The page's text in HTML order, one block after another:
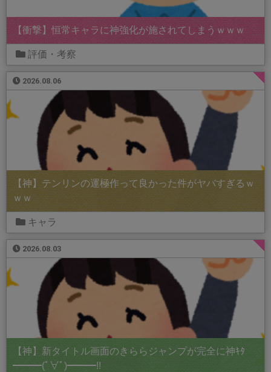
【衝撃】恒常キャラに神強化が施されてしまうｗｗｗ
評価・考察
2026.08.06
【神】テンリンの運極作って良かった件がヤバすぎるｗ
ｗｗ
キャラ
2026.08.03
【神】新タイトル画面のきららジャンプが完全に神ｷﾀ
━━━(ﾟ∀ﾟ)━━━!!